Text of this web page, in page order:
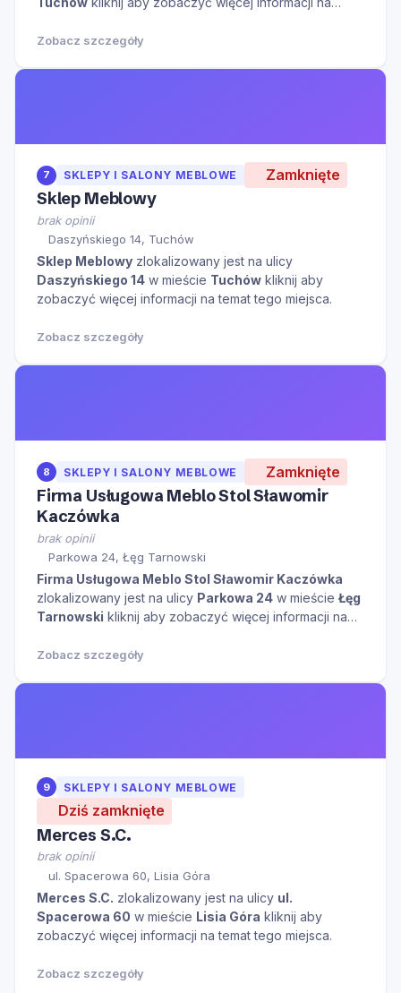
Zobacz szczegóły
7 SKLEPY I SALONY MEBLOWE Zamknięte
Sklep Meblowy
brak opinii
Daszyńskiego 14, Tuchów
Sklep Meblowy zlokalizowany jest na ulicy
Daszyńskiego 14 w mieście Tuchów kliknij aby
zobaczyć więcej informacji na temat tego miejsca.
Zobacz szczegóły
8 SKLEPY I SALONY MEBLOWE Zamknięte
Firma Usługowa Meblo Stol Sławomir
Kaczówka
brak opinii
Parkowa 24, Łęg Tarnowski
Firma Usługowa Meblo Stol Sławomir Kaczówka
zlokalizowany jest na ulicy Parkowa 24 w mieście Łęg
Tarnowski kliknij aby zobaczyć więcej informacji na
Zobacz szczegóły
9 SKLEPY I SALONY MEBLOWE
Dziś zamknięte
Merces S.C.
brak opinii
ul. Spacerowa 60, Lisia Góra
Merces S.C. zlokalizowany jest na ulicy ul.
Spacerowa 60 w mieście Lisia Góra kliknij aby
zobaczyć więcej informacji na temat tego miejsca.
Zobacz szczegóły